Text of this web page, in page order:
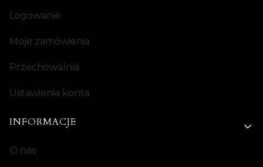
Logowanie
Moje zamówienia
Przechowalnia
Ustawienia konta
INFORMACJE
O nas